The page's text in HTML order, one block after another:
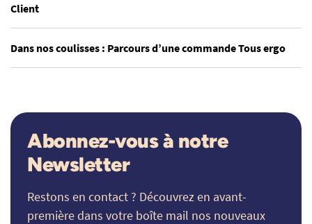
Client
Dans nos coulisses : Parcours d’une commande Tous ergo
Abonnez-vous à notre
Newsletter
Restons en contact ? Découvrez en avant-
première dans votre boîte mail nos nouveaux